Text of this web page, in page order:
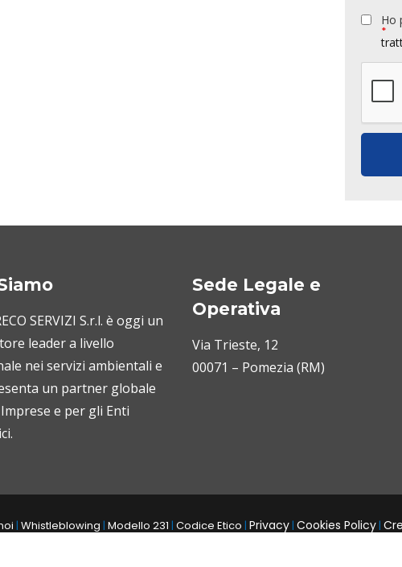
*
Ho
SERVIZI S.r.l. è oggi un
leader a livello
nei servizi ambientali e
un partner globale
e per gli Enti
Sede Legale e
Operativa
Via Trieste, 12
00071 – Pomezia (RM)
| Whistleblowing | Modello 231 | Codice Etico | Privacy| Cookies Policy|